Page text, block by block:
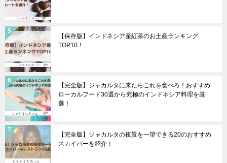
【保存版】インドネシア産紅茶のお土産ランキング
TOP10！
【完全版】ジャカルタに来たらこれを食べろ！おすすめ
ローカルフード30選から究極のインドネシア料理を厳
選！
【完全版】ジャカルタの夜景を一望できる20のおすすめ
スカイバーを紹介！